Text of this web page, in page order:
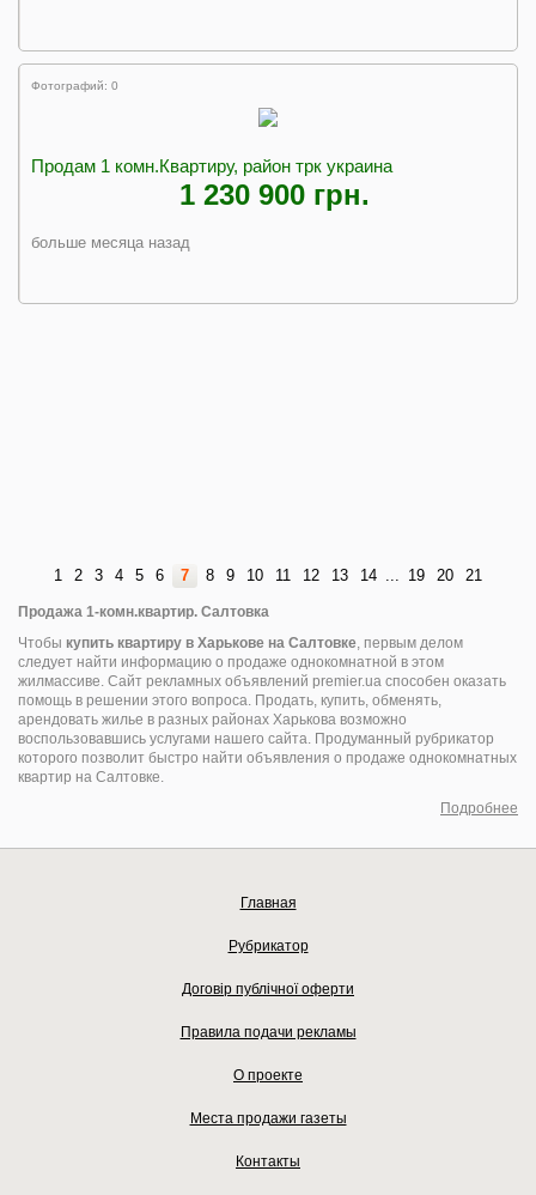
Фотографий: 0
Продам 1 комн.Квартиру, район трк украина
1 230 900 грн.
больше месяца назад
1 2 3 4 5 6 7 8 9 10 11 12 13 14 ... 19 20 21
Продажа 1-комн.квартир. Салтовка
Чтобы купить квартиру в Харькове на Салтовке, первым делом
следует найти информацию о продаже однокомнатной в этом
жилмассиве. Сайт рекламных объявлений premier.ua способен оказать
помощь в решении этого вопроса. Продать, купить, обменять,
арендовать жилье в разных районах Харькова возможно
воспользовавшись услугами нашего сайта. Продуманный рубрикатор
которого позволит быстро найти объявления о продаже однокомнатных
квартир на Салтовке.
Подробнее
Главная
Рубрикатор
Договір публічної оферти
Правила подачи рекламы
О проекте
Места продажи газеты
Контакты